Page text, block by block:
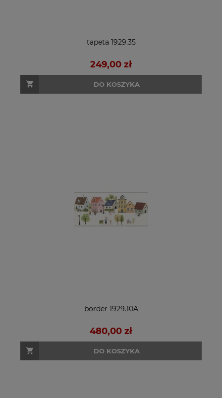
tapeta 1929.35
249,00 zł
DO KOSZYKA
border 1929.10A
480,00 zł
DO KOSZYKA